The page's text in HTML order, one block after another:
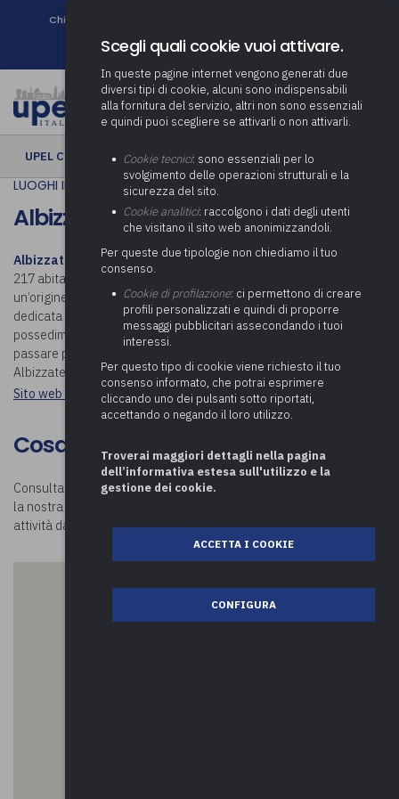
Chi siamo
Newsletter
UPEL CULTURA › Albizzate
LUOGHI IN COMUNE
Albizzate
Albizzate Albizzaain dialetto varesotto) è un comune italiano di 5
217 abitanti della provincia di Varese in Lombardia. Si ipotizza
un’origine romana, supportata dal ritrovamento di un’ara romana
dedicata al Dio Giove. Eletto feudo nel 1142, il comune fu
possedimento dei Visconti di Albizzate sino a fine XVIII, per
passare poi alle famiglie Archinto e Taverna. Scopri cosa visitare a
Albizzate.
Sito web istituzionale: Comune di Albizzate
Cosa visitare a Albizzate
Consulta la mappa e scopricosa visitare a Albizzate.
la nostra pagina
attività da fare nei comuni della provincia di Varese e oltre!
Scegli quali cookie vuoi attivare.
In queste pagine internet vengono generati due
diversi tipi di cookie, alcuni sono indispensabili
alla fornitura del servizio, altri non sono essenziali
e quindi puoi scegliere se attivarli o non attivarli.
Cookie tecnici: sono essenziali per lo
svolgimento delle operazioni strutturali e la
sicurezza del sito.
Cookie analitici: raccolgono i dati degli utenti
che visitano il sito web anonimizzandoli.
Per queste due tipologie non chiediamo il tuo
consenso.
Cookie di profilazione: ci permettono di creare
profili personalizzati e quindi di proporre
messaggi pubblicitari assecondando i tuoi
interessi.
Per questo tipo di cookie viene richiesto il tuo
consenso informato, che potrai esprimere
cliccando uno dei pulsanti sotto riportati,
accettando o negando il loro utilizzo.
Troverai maggiori dettagli nella pagina
dell’informativa estesa sull'utilizzo e la
gestione dei cookie.
ACCETTA I COOKIE
CONFIGURA